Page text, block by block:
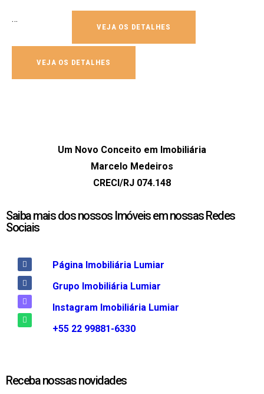
…
VEJA OS DETALHES
VEJA OS DETALHES
Um Novo Conceito em Imobiliária
Marcelo Medeiros
CRECI/RJ 074.148
Saiba mais dos nossos Imóveis em nossas Redes
Sociais
Página Imobiliária Lumiar
Grupo Imobiliária Lumiar
Instagram Imobiliária Lumiar
+55 22 99881-6330
Receba nossas novidades